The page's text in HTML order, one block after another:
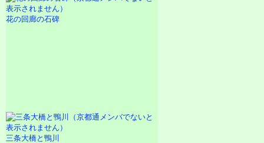
花の回廊の石碑
三条大橋と鴨川